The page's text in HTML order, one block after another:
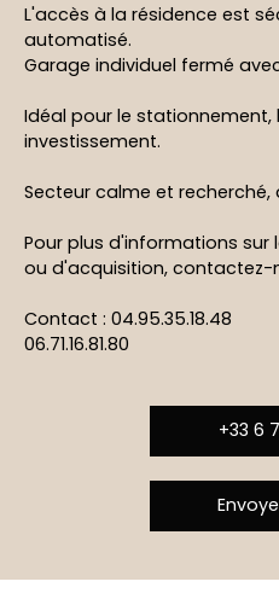
L'accès à la résidence est
automatisé.
Garage individuel fermé
Idéal pour le stationnement,
investissement.
Secteur calme et recherché,
Pour plus d'informations
ou d'acquisition, contactez-
Contact : 04.95.35.18.48
06.71.16.81.80
+33 6